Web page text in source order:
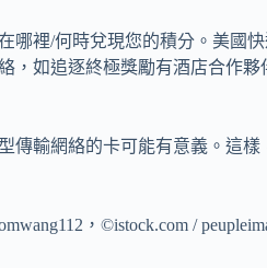
哪裡/何時兌現您的積分。美國
，如追逐終極獎勵有酒店合作
傳輸網絡的卡可能有意義。這
，©istock.com /